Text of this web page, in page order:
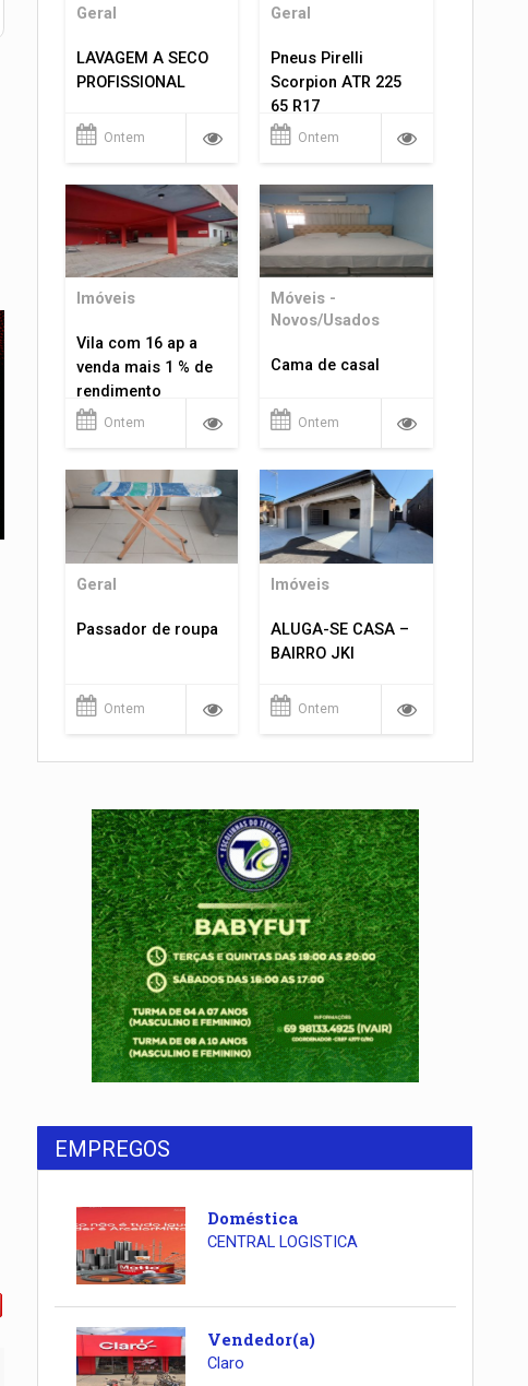
Geral
LAVAGEM A SECO
PROFISSIONAL
Ontem
Geral
Pneus Pirelli
Scorpion ATR 225
65 R17
Ontem
Imóveis
Vila com 16 ap a
venda mais 1 % de
rendimento
Ontem
Móveis -
Novos/Usados
Cama de casal
Ontem
Geral
Passador de roupa
Ontem
Imóveis
ALUGA-SE CASA –
BAIRRO JKI
Ontem
EMPREGOS
Doméstica
CENTRAL LOGISTICA
Vendedor(a)
Claro